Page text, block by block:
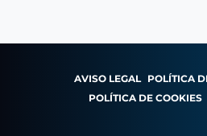
AVISO LEGAL POLÍTICA
POLÍTICA DE COOKIES